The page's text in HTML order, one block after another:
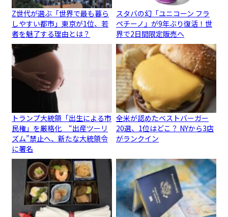
Z世代が選ぶ「世界で最も暮ら
しやすい都市」東京が1位、若
者を魅了する理由とは？
スタバの幻「ユニコーン フラ
ペチーノ」が9年ぶり復活！世
界で2日間限定販売へ
トランプ大統領「出生による市
民権」を厳格化 “出産ツーリ
ズム”禁止へ、新たな大統領令
に署名
全米が認めたベストバーガー
20選、1位はどこ？ NYから3店
がランクイン